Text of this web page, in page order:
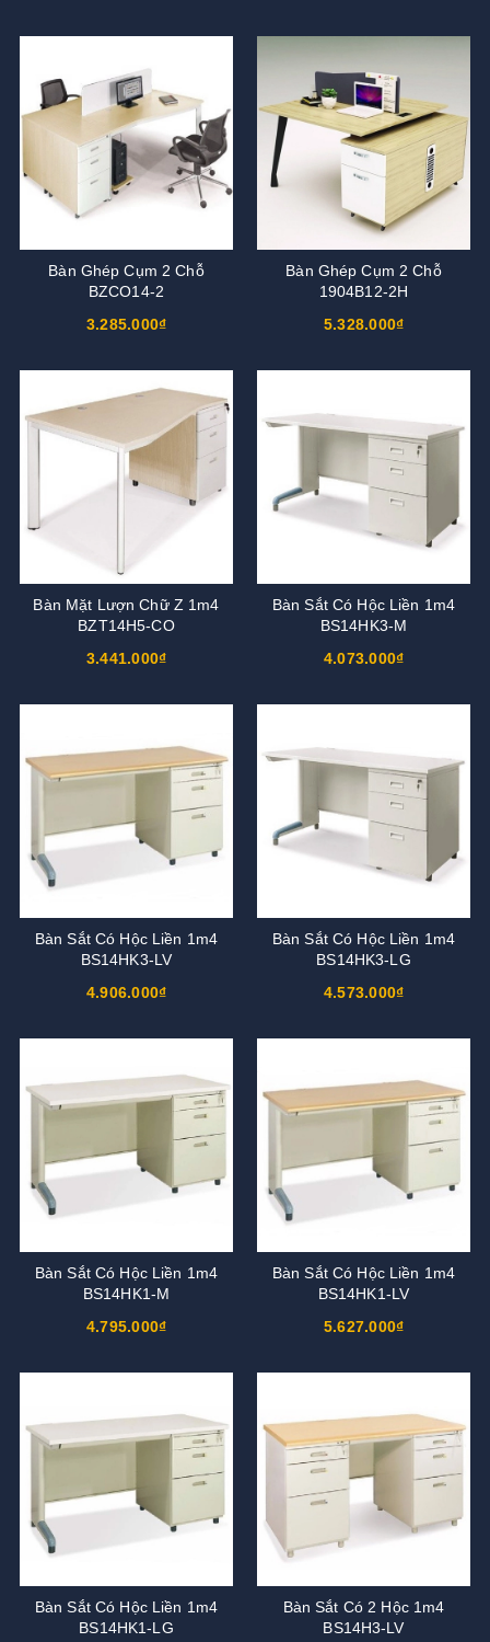
Bàn Ghép Cụm 2 Chỗ
BZCO14-2
3.285.000₫
Bàn Ghép Cụm 2 Chỗ
1904B12-2H
5.328.000₫
Bàn Mặt Lượn Chữ Z 1m4
BZT14H5-CO
3.441.000₫
Bàn Sắt Có Hộc Liền 1m4
BS14HK3-M
4.073.000₫
Bàn Sắt Có Hộc Liền 1m4
BS14HK3-LV
4.906.000₫
Bàn Sắt Có Hộc Liền 1m4
BS14HK3-LG
4.573.000₫
Bàn Sắt Có Hộc Liền 1m4
BS14HK1-M
4.795.000₫
Bàn Sắt Có Hộc Liền 1m4
BS14HK1-LV
5.627.000₫
Bàn Sắt Có Hộc Liền 1m4
BS14HK1-LG
Bàn Sắt Có 2 Hộc 1m4
BS14H3-LV